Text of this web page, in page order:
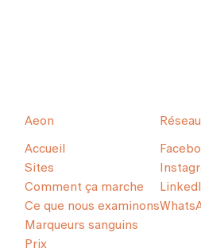
Aeon
Accueil
Sites
Comment ça marche
Ce que nous examinons
Marqueurs sanguins
Prix